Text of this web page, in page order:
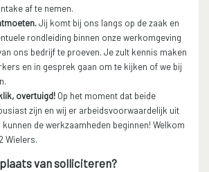
af te nemen.
Jij komt bij ons langs op de zaak en
rondleiding binnen onze werkomgeving
ons bedrijf te proeven. Je zult kennis maken
en in gesprek gaan om te kijken of we bij
overtuigd! Op het moment dat beide
zijn en wij er arbeidsvoorwaardelijk uit
de werkzaamheden beginnen! Welkom
Wielers.
van solliciteren?